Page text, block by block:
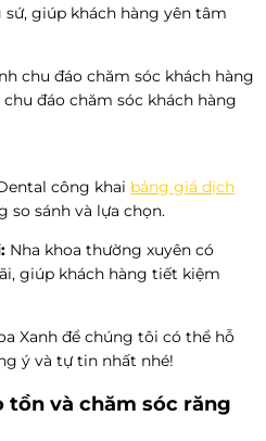
giúp khách hàng yên tâm
đáo chăm sóc khách hàng
công khai bảng giá dịch
so sánh và lựa chọn.
Nha khoa thường xuyên có
giúp khách hàng tiết kiệm
Xanh để chúng tôi có thể hỗ
ý và tự tin nhất nhé!
tồn và chăm sóc răng